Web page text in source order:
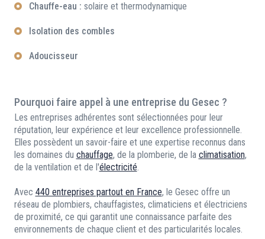
Chauffe-eau : solaire et thermodynamique
Isolation des combles
Adoucisseur
Pourquoi faire appel à une entreprise du Gesec ?
Les entreprises adhérentes sont sélectionnées pour leur
réputation, leur expérience et leur excellence professionnelle.
Elles possèdent un savoir-faire et une expertise reconnus dans
les domaines du chauffage, de la plomberie, de la climatisation,
de la ventilation et de l'électricité.
Avec 440 entreprises partout en France, le Gesec offre un
réseau de plombiers, chauffagistes, climaticiens et électriciens
de proximité, ce qui garantit une connaissance parfaite des
environnements de chaque client et des particularités locales.